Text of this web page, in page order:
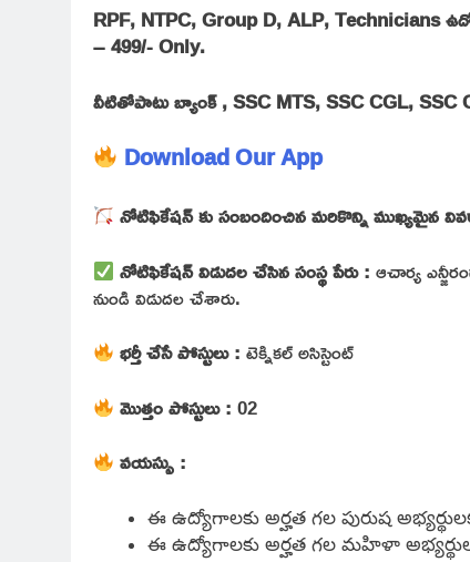
RPF, NTPC, Group D, ALP, Technicians
– 499/- Only.
వీటితోపాటు బ్యాంక్ , SSC MTS, SSC CGL, SSC
Download Our App
నోటిఫికేషన్ కు సంబందించిన మరికొన్ని ముఖ్యమైన
నోటిఫికేషన్ విడుదల చేసిన సంస్థ పేరు :ఆచార్య
నుండి విడుదల చేశారు.
భర్తీ చేసే పోస్టులు :టెక్నికల్ అసిస్టెంట్
మొత్తం పోస్టులు :02
వయస్సు :
ఈ ఉద్యోగాలకు అర్హత గల పురుష
ఈ ఉద్యోగాలకు అర్హత గల మహిళా